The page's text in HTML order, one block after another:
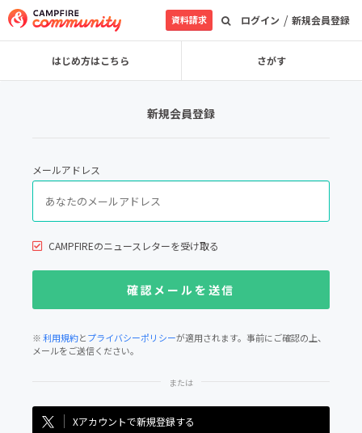
ログイン / 新規会員登録
資料請求
はじめ方はこちら さがす
新規会員登録
メールアドレス
CAMPFIREのニュースレターを受け取る
※利用規約とプライバシーポリシーが適用されます。事前にご確認の上、
メールをご送信ください。
Xアカウントで新規登録する